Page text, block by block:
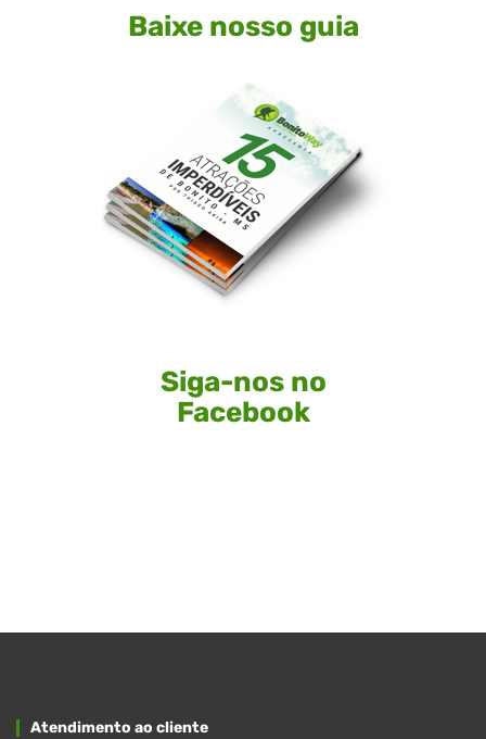
Baixe nosso guia
Siga-nos no
Facebook
Atendimento ao cliente